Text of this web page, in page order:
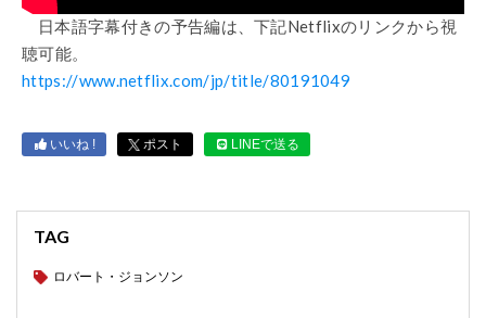
日本語字幕付きの予告編は、下記Netflixのリンクから視
聴可能。
https://www.netflix.com/jp/title/80191049
いいね ! ポスト LINEで送る
TAG
ロバート・ジョンソン